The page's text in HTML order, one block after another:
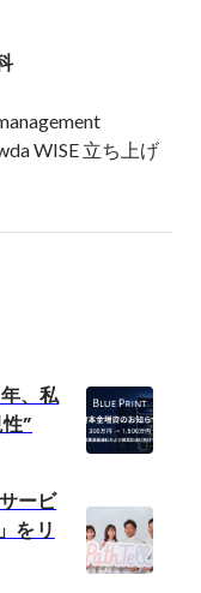
WISE 立ち上げ
、私
”
ービ
をリ